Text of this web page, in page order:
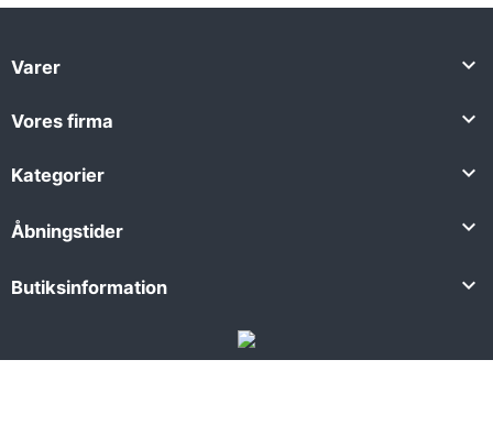
Varer 
Vores firma 
Kategorier 
Åbningstider 
Butiksinformation 